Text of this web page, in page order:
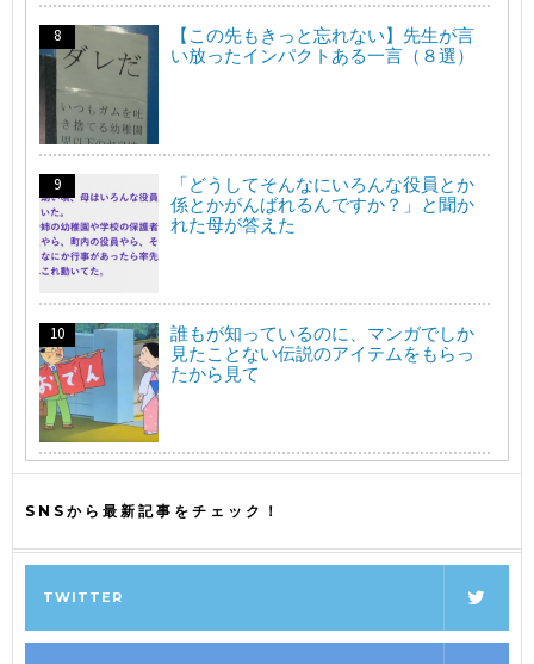
【この先もきっと忘れない】先生が言
い放ったインパクトある一言（８選）
「どうしてそんなにいろんな役員とか
係とかがんばれるんですか？」と聞か
れた母が答えた
誰もが知っているのに、マンガでしか
見たことない伝説のアイテムをもらっ
たから見て
SNSから最新記事をチェック！
TWITTER